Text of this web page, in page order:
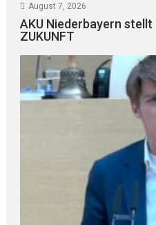
August 7, 2026
AKU Niederbayern stellt
ZUKUNFT